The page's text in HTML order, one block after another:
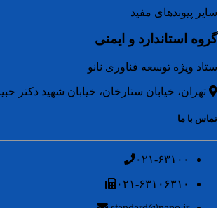
سایر پیوندهای مفید
گروه استاندارد و ایمنی
ستاد ویژه توسعه فناوری نانو
تهران، خیابان ستارخان، خیابان شهید دکتر
تماس با ما
۰۲۱-۶۳۱۰۰
۰۲۱-۶۳۱۰۶۳۱۰